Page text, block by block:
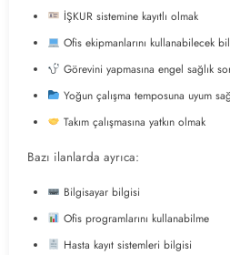
İŞKUR sistemine kayıtlı olmak
Ofis ekipmanlarını kullanabilecek
Görevini yapmasına engel sağlık
Yoğun çalışma temposuna uyum
Takım çalışmasına yatkın olmak
Bazı ilanlarda ayrıca:
Bilgisayar bilgisi
Ofis programlarını kullanabilme
Hasta kayıt sistemleri bilgisi